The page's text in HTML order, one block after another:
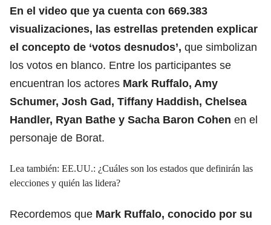
En el video que ya cuenta con 669.383
visualizaciones, las estrellas pretenden explicar
el concepto de ‘votos desnudos’, que simbolizan
los votos en blanco. Entre los participantes se
encuentran los actores Mark Ruffalo, Amy
Schumer, Josh Gad, Tiffany Haddish, Chelsea
Handler, Ryan Bathe y Sacha Baron Cohen en el
personaje de Borat.
Lea también: EE.UU.: ¿Cuáles son los estados que definirán las
elecciones y quién las lidera?
Recordemos que Mark Ruffalo, conocido por su